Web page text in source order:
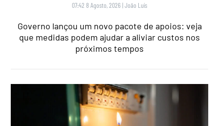
07:42 8 Agosto, 2026 |João Luís
Governo lançou um novo pacote de apoios: veja
que medidas podem ajudar a aliviar custos nos
próximos tempos